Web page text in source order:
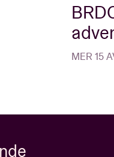
du